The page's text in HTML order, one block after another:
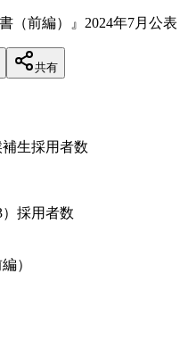
（前編）』2024年7月公表
共有
生採用者数
採用者数
）